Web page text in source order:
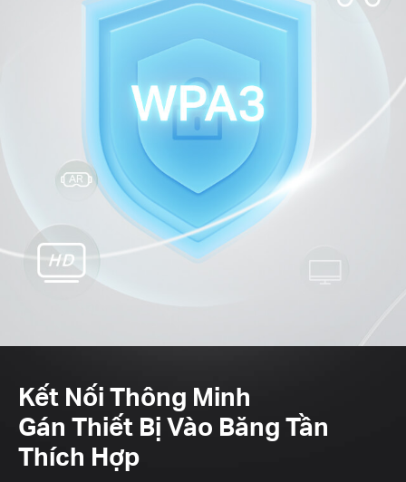
Kết Nối Thông Minh
Gán Thiết Bị Vào Băng Tần
Thích Hợp